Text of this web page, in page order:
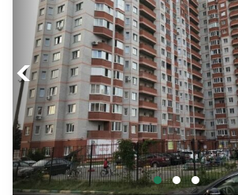
Previous